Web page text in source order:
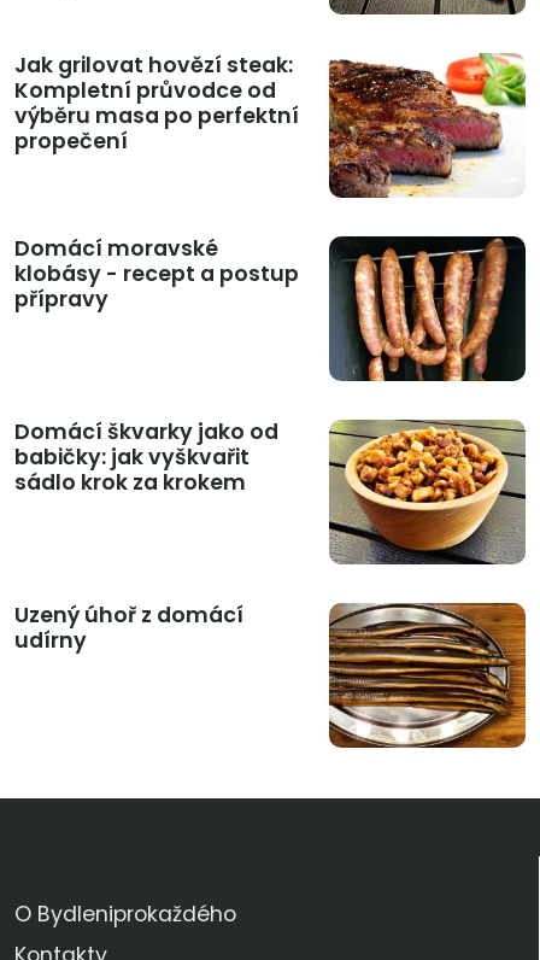
Jak grilovat hovězí steak:
Kompletní průvodce od
výběru masa po perfektní
propečení
Domácí moravské
klobásy - recept a postup
přípravy
Domácí škvarky jako od
babičky: jak vyškvařit
sádlo krok za krokem
Uzený úhoř z domácí
udírny
O Bydleniprokaždého